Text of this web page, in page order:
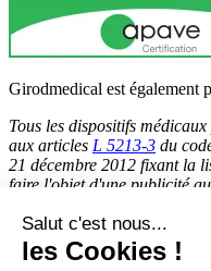
Girodmedical est également
Tous les dispositifs
aux articles L 5213-3 du
21 décembre 2012 fixant la
faire l'objet d'une publicité
du code de la santé
être légalement promus et
© 2026 Girodmedical. Tous
Salut c'est nous...
les Cookies !